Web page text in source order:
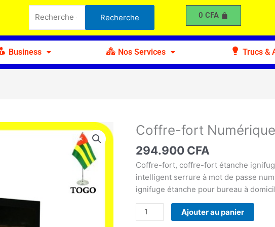
pour :
Recherche 0 CFA
Business Nos Services Trucs &
Coffre-fort
294.900 CFA
Coffre-fort, coffre-fort étanche
intelligent serrure à mot de passe
ignifuge étanche pour bureau à
quantité
Coffre-
fort
Numérique
Serrure
Ajouter au panier